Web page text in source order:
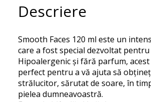
Descriere
Smooth Faces 120 ml este un
care a fost special dezvoltat
Hipoalergenic și fără parfum,
perfect pentru a vă ajuta să
strălucitor, sărutat de soare, în
pielea dumneavoastră.